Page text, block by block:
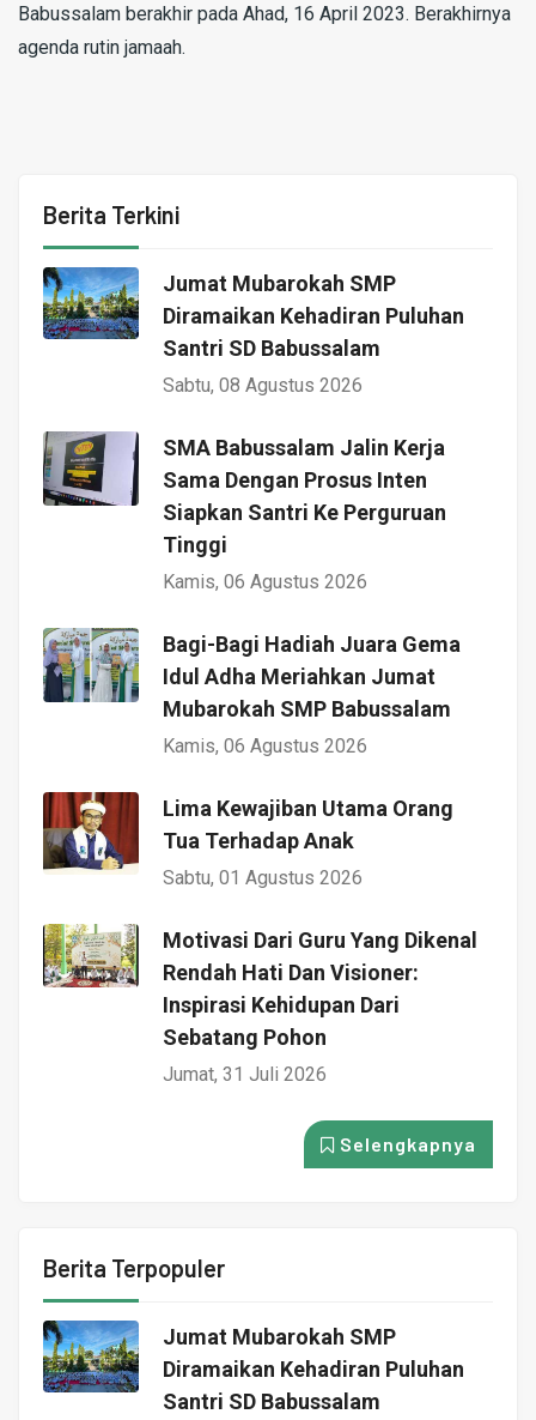
Babussalam berakhir pada Ahad, 16 April 2023. Berakhirnya
agenda rutin jamaah.
Berita Terkini
Jumat Mubarokah SMP
Diramaikan Kehadiran Puluhan
Santri SD Babussalam
Sabtu, 08 Agustus 2026
SMA Babussalam Jalin Kerja
Sama Dengan Prosus Inten
Siapkan Santri Ke Perguruan
Tinggi
Kamis, 06 Agustus 2026
Bagi-Bagi Hadiah Juara Gema
Idul Adha Meriahkan Jumat
Mubarokah SMP Babussalam
Kamis, 06 Agustus 2026
Lima Kewajiban Utama Orang
Tua Terhadap Anak
Sabtu, 01 Agustus 2026
Motivasi Dari Guru Yang Dikenal
Rendah Hati Dan Visioner:
Inspirasi Kehidupan Dari
Sebatang Pohon
Jumat, 31 Juli 2026
Selengkapnya
Berita Terpopuler
Jumat Mubarokah SMP
Diramaikan Kehadiran Puluhan
Santri SD Babussalam